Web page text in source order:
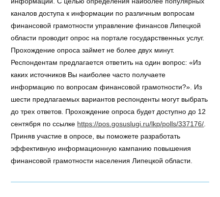
каналов доступа к информации по различным вопросам
финансовой грамотности управление финансов Липецкой
области проводит опрос на портале государственных услуг.
Прохождение опроса займет не более двух минут.
Респондентам предлагается ответить на один вопрос: «Из
каких источников Вы наиболее часто получаете
информацию по вопросам финансовой грамотности?». Из
шести предлагаемых вариантов респонденты могут выбрать
до трех ответов. Прохождение опроса будет доступно до 12
сентября по ссылке https://pos.gosuslugi.ru/lkp/polls/337176/
Приняв участие в опросе, вы поможете разработать
эффективную информационную кампанию повышения
финансовой грамотности населения Липецкой области.